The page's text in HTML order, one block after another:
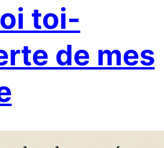
toi-
de mes